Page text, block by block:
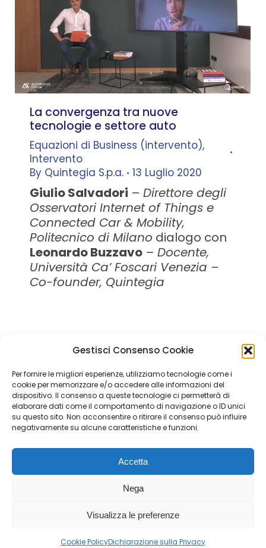
Gestisci Consenso Cookie
Per fornire le migliori esperienze, utilizziamo tecnologie come i
cookie per memorizzare e/o accedere alle informazioni del
dispositivo. Il consenso a queste tecnologie ci permetterà di
elaborare dati come il comportamento di navigazione o ID unici
su questo sito. Non acconsentire o ritirare il consenso può influire
negativamente su alcune caratteristiche e funzioni.
Accetta
Nega
Visualizza le preferenze
Cookie PolicyDichiarazione sulla Privacy
La convergenza tra nuove
tecnologie e settore auto
Equazioni di Business (intervento),
Intervento
By Quintegia S.p.a. 13 Luglio 2020
Giulio Salvadori – Direttore degli
Osservatori Internet of Things e
Connected Car & Mobility,
Politecnico di Milano dialogo con
Leonardo Buzzavo – Docente,
Università Ca’ Foscari Venezia –
Co-founder, Quintegia
… 3 4 5 6
Quintegia S.p.a. a Socio Unico
Soggetta a Direzione e Coordinamento di Q Future Srl P.I. e
C.F. 05507380268
P.I (IT) 03933040267 Capitale Sociale 100.000 € I.V.
YouTube
in
new
Linkedin
page
in
new
Facebook
page
in
new
Instagram
in
new
Twitter
in
new
DISCLAIMER
| LAVORA CON NOI